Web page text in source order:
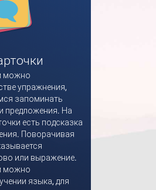
можно
упражнения,
запоминать
предложения. На
есть подсказка
Поворачивая
или выражение.
можно
языка, для